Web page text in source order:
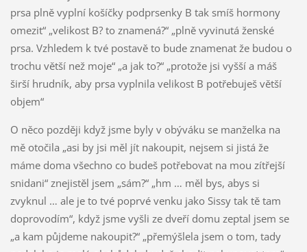
prsa plně vyplní košíčky podprsenky B tak smíš hormony
omezit“ „velikost B? to znamená?“ „plně vyvinutá ženské
prsa. Vzhledem k tvé postavě to bude znamenat že budou o
trochu větší než moje“ „a jak to?“ „protože jsi vyšší a máš
širší hrudník, aby prsa vyplnila velikost B potřebuješ větší
objem“
O něco později když jsme byly v obýváku se manželka na
mě otočila „asi by jsi měl jít nakoupit, nejsem si jistá že
máme doma všechno co budeš potřebovat na mou zítřejší
snidani“ znejistěl jsem „sám?“ „hm … měl bys, abys si
zvyknul … ale je to tvé poprvé venku jako Sissy tak tě tam
doprovodím“, když jsme vyšli ze dveří domu zeptal jsem se
„a kam půjdeme nakoupit?“ „přemýšlela jsem o tom, tady